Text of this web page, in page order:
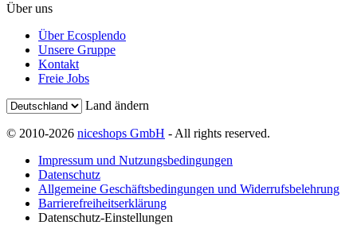
Über uns
Über Ecosplendo
Unsere Gruppe
Kontakt
Freie Jobs
Land ändern
© 2010-2026 niceshops GmbH - All rights reserved.
Impressum und Nutzungsbedingungen
Datenschutz
Allgemeine Geschäftsbedingungen und Widerrufsbelehrung
Barrierefreiheitserklärung
Datenschutz-Einstellungen